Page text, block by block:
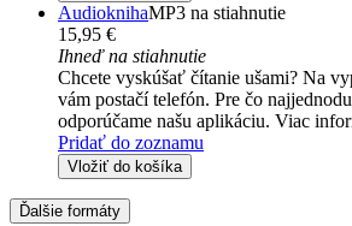
AudioknihaMP3 na stiahnutie
15,95 €
Ihneď na stiahnutie
Chcete vyskúšať čítanie ušami? Na
vám postačí telefón. Pre čo
odporúčame našu aplikáciu. Viac
Pridať do zoznamu
Vložiť do košíka
Ďalšie formáty